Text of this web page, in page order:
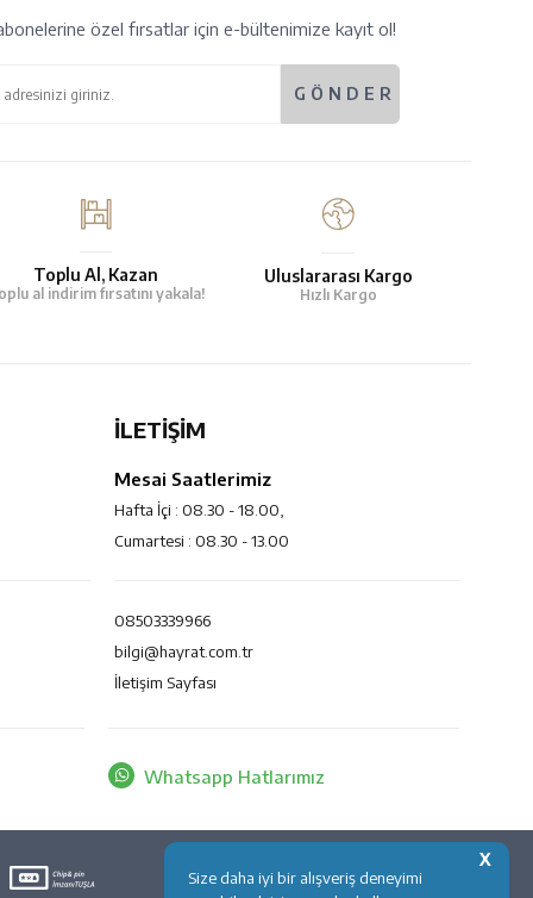
X
Size daha iyi bir alışveriş deneyimi
özel fırsatlar için e-bültenimize kayıt ol!
Toplu Al, Kazan
al indirim fırsatını yakala!
Uluslararası Kargo
Hızlı Kargo
İLETİŞİM
Mesai Saatlerimiz
Hafta İçi : 08.30 - 18.00,
Cumartesi : 08.30 - 13.00
08503339966
bilgi@hayrat.com.tr
İletişim Sayfası
Whatsapp Hatlarımız